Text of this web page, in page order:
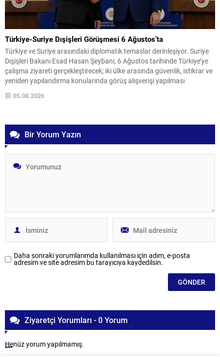
Türkiye-Suriye Dışişleri Görüşmesi 6 Ağustos’ta
Türkiye ve Suriye arasındaki diplomatik temaslar derinleşiyor. Suriye
Dışişleri Bakanı Esad Hasan Şeybani, 6 Ağustos tarihinde Türkiye’ye
çalışma ziyareti gerçekleştirecek; iki ülke arasında güvenlik, istikrar ve
yeniden yapılandırma konularında görüş alışverişi yapılması
bekleniyor. Görüşmelerde, son dönemde ekonomi, güvenlik ve
toplumsal uzlaşı alanlarında sağlanan ilerlemenin sürdürülebilir hale
05.08.2026
Bir Yorum Yazın
Daha sonraki yorumlarımda kullanılması için adım, e-posta
adresim ve site adresim bu tarayıcıya kaydedilsin.
Ziyaretçi Yorumları - 0 Yorum
Henüz yorum yapılmamış.